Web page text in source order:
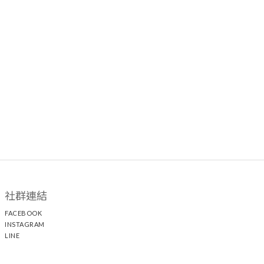
社群連結
FACEBOOK
INSTAGRAM
LINE